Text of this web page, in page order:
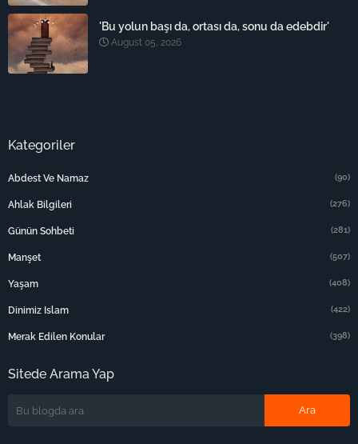
'Bu yolun başı da, ortası da, sonu da edebdir'
August 05, 2026
Kategoriler
Abdest Ve Namaz (90)
Ahlak Bilgileri (276)
Günün Sohbeti (281)
Manşet (507)
Yaşam (408)
Dinimiz Islam (422)
Merak Edilen Konular (398)
Sitede Arama Yap